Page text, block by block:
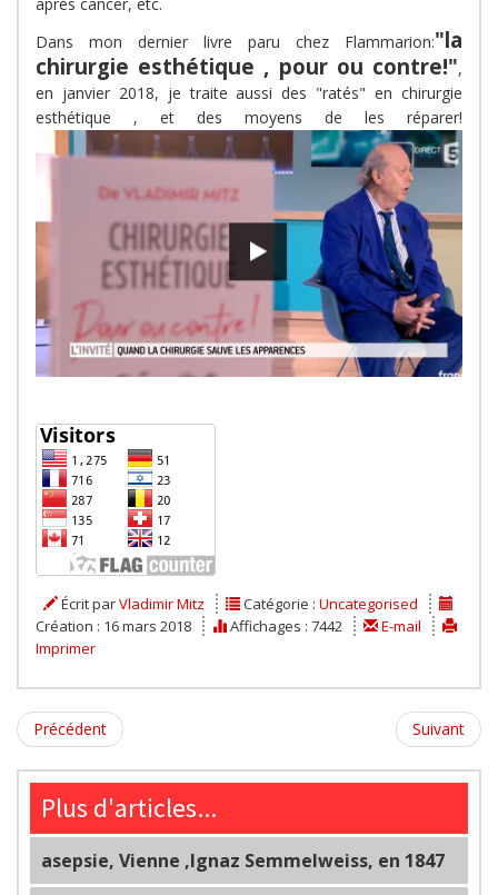
Dans mon dernier livre paru chez Flammarion:"la
chirurgie esthétique , pour ou contre!",
en janvier 2018, je traite aussi des "ratés" en chirurgie
esthétique , et des moyens de les réparer!
Écrit parVladimir Mitz Catégorie : Uncategorised
Création : 16 mars 2018
Affichages : 7442
E-mail
Imprimer
Précédent Suivant
Plus d'articles...
asepsie, Vienne ,Ignaz Semmelweiss, en 1847